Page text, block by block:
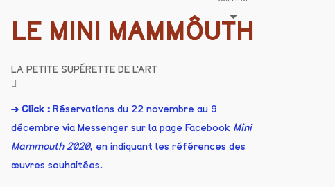
LE MINI MAMMÔUTH
LA PETITE SUPÉRETTE DE L'ART
→ Click : Réservations du 22 novembre au 9
décembre via Messenger sur la page Facebook Mini
Mammouth 2020, en indiquant les références des
œuvres souhaitées.